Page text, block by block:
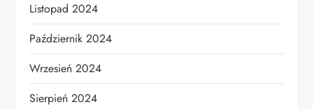
Listopad 2024
Październik 2024
Wrzesień 2024
Sierpień 2024